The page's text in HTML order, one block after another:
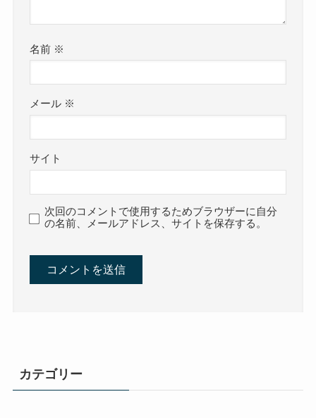
名前 ※
メール ※
サイト
次回のコメントで使用するためブラウザーに自分
の名前、メールアドレス、サイトを保存する。
カテゴリー